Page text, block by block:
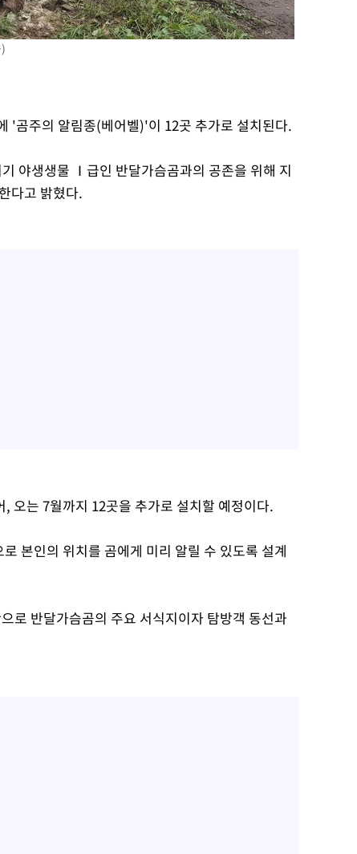
'곰주의 알림종(베어벨)'이 12곳 추가로 설치된다.
야생생물 Ⅰ급인 반달가슴곰과의 공존을 위해 지
다고 밝혔다.
오는 7월까지 12곳을 추가로 설치할 예정이다.
본인의 위치를 곰에게 미리 알릴 수 있도록 설계
로 반달가슴곰의 주요 서식지이자 탐방객 동선과